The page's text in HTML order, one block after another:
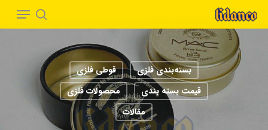
content
search
Menu
بسته‌بندی فلزی
قوطی فلزی
قیمت بسته بندی
محصولات فلزی
مقالات
Close
Menu